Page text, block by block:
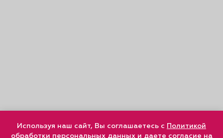
Используя наш сайт, Вы соглашаетесь с Политикой
обработки персональных данныхи даете согласие на